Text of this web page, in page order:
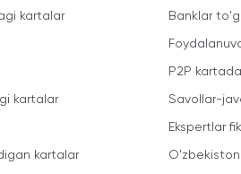
kartalar
kartalar
kartalar
Banklar
P2P
Savollar-
Ekspertlar